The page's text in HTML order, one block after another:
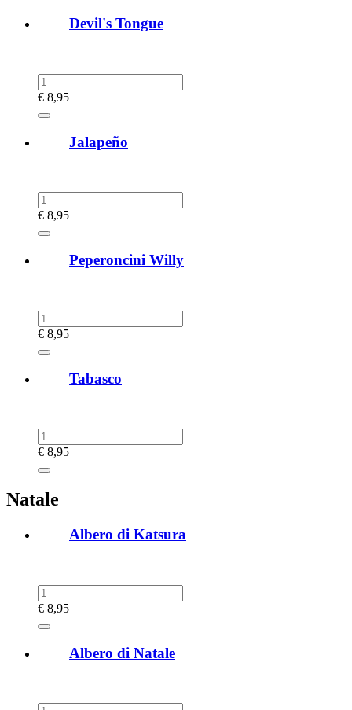
Devil's Tongue
€ 8,95
Jalapeño
€ 8,95
Peperoncini Willy
€ 8,95
Tabasco
€ 8,95
Natale
Albero di Katsura
€ 8,95
Albero di Natale